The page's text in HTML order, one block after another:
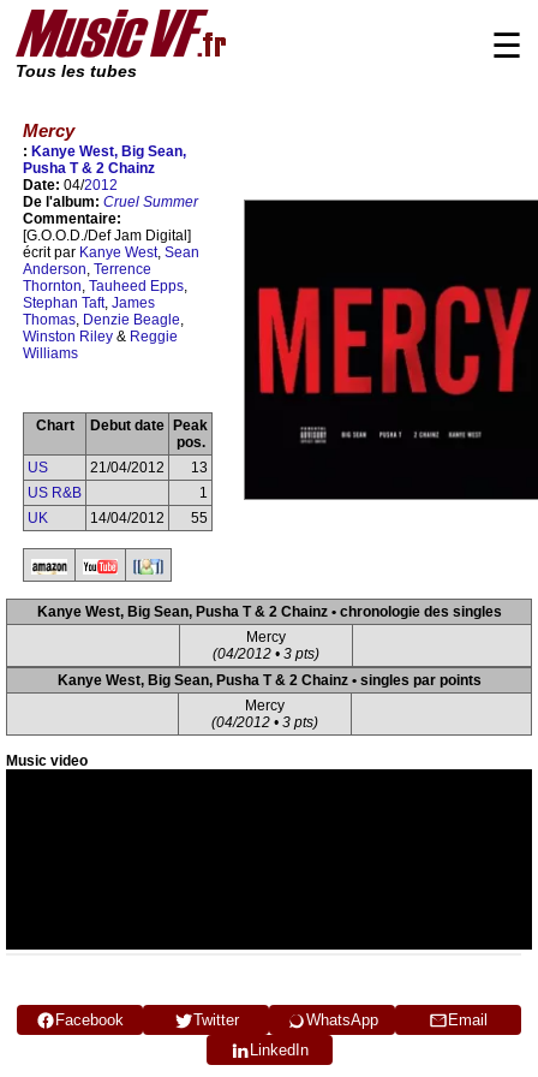
Tous les tubes
☰
Mercy
: Kanye West, Big Sean,
Pusha T & 2 Chainz
Date: 04/2012
De l'album: Cruel Summer
Commentaire:
[G.O.O.D./Def Jam Digital]
écrit par Kanye West, Sean
Anderson, Terrence
Thornton, Tauheed Epps,
Stephan Taft, James
Thomas, Denzie Beagle,
Winston Riley & Reggie
Williams
Chart Debut date
Peak
pos.
US
21/04/2012
13
US R&B
1
UK
14/04/2012 55
Kanye West, Big Sean, Pusha T & 2 Chainz • chronologie des singles
Mercy
(04/2012 • 3 pts)
Kanye West, Big Sean, Pusha T & 2 Chainz • singles par points
Mercy
(04/2012 • 3 pts)
Music video
Facebook Twitter WhatsApp
Email
LinkedIn